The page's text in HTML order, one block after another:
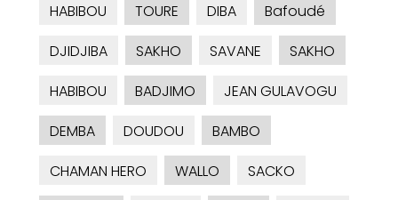
HABIBOU
TOURE DIBA
Bafoudé
DJIDJIBA
SAKHO SAVANE
SAKHO
HABIBOU
BADJIMO
JEAN GULAVOGU
DEMBA
DOUDOU
BAMBO
CHAMAN HERO
WALLO
SACKO